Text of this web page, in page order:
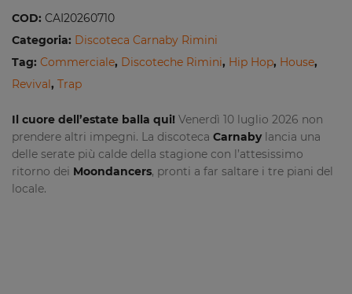
COD: CAI20260710
Categoria: Discoteca Carnaby Rimini
Tag: Commerciale, Discoteche Rimini, Hip Hop, House,
Revival, Trap
Il cuore dell’estate balla qui! Venerdì 10 luglio 2026 non
prendere altri impegni. La discoteca Carnabylancia una
delle serate più calde della stagione con l’attesissimo
ritorno dei Moondancers, pronti a far saltare i tre piani del
locale.